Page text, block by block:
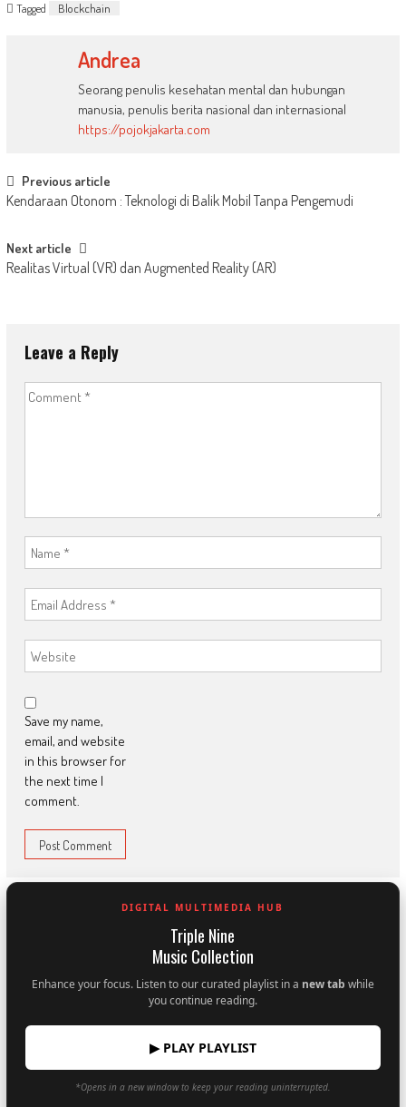
Tagged Blockchain
Andrea
Seorang penulis kesehatan mental dan hubungan
manusia, penulis berita nasional dan internasional
https://pojokjakarta.com
Post
navigation
Previous article
Kendaraan Otonom : Teknologi di Balik Mobil Tanpa Pengemudi
Next article
Realitas Virtual (VR) dan Augmented Reality (AR)
Leave a Reply
Save my name,
email, and website
in this browser for
the next time I
comment.
DIGITAL MULTIMEDIA HUB
Triple Nine
Music Collection
Enhance your focus. Listen to our curated playlist in a new tab while
you continue reading.
▶ PLAY PLAYLIST
*Opens in a new window to keep your reading uninterrupted.